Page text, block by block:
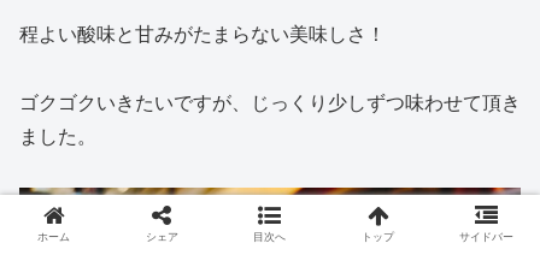
程よい酸味と甘みがたまらない美味しさ！
ゴクゴクいきたいですが、じっくり少しずつ味わせて頂き
ました。
ホーム シェア 目次へ トップ サイドバー